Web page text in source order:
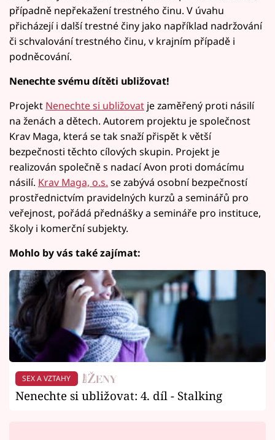
případně nepřekažení trestného činu. V úvahu
přicházejí i další trestné činy jako například nadržování
či schvalování trestného činu, v krajním případě i
podněcování.
Nenechte svému dítěti ubližovat!
Projekt Nenechte si ubližovat je zaměřený proti násilí
na ženách a dětech. Autorem projektu je společnost
Krav Maga, která se tak snaží přispět k větší
bezpečnosti těchto cílových skupin. Projekt je
realizován společně s nadací Avon proti domácímu
násilí. Krav Maga, o.s. se zabývá osobní bezpečností
prostřednictvím pravidelných kurzů a seminářů pro
veřejnost, pořádá přednášky a semináře pro instituce,
školy i komerční subjekty.
Mohlo by vás také zajímat:
SEX A VZTAHY
Nenechte si ubližovat: 4. díl - Stalking